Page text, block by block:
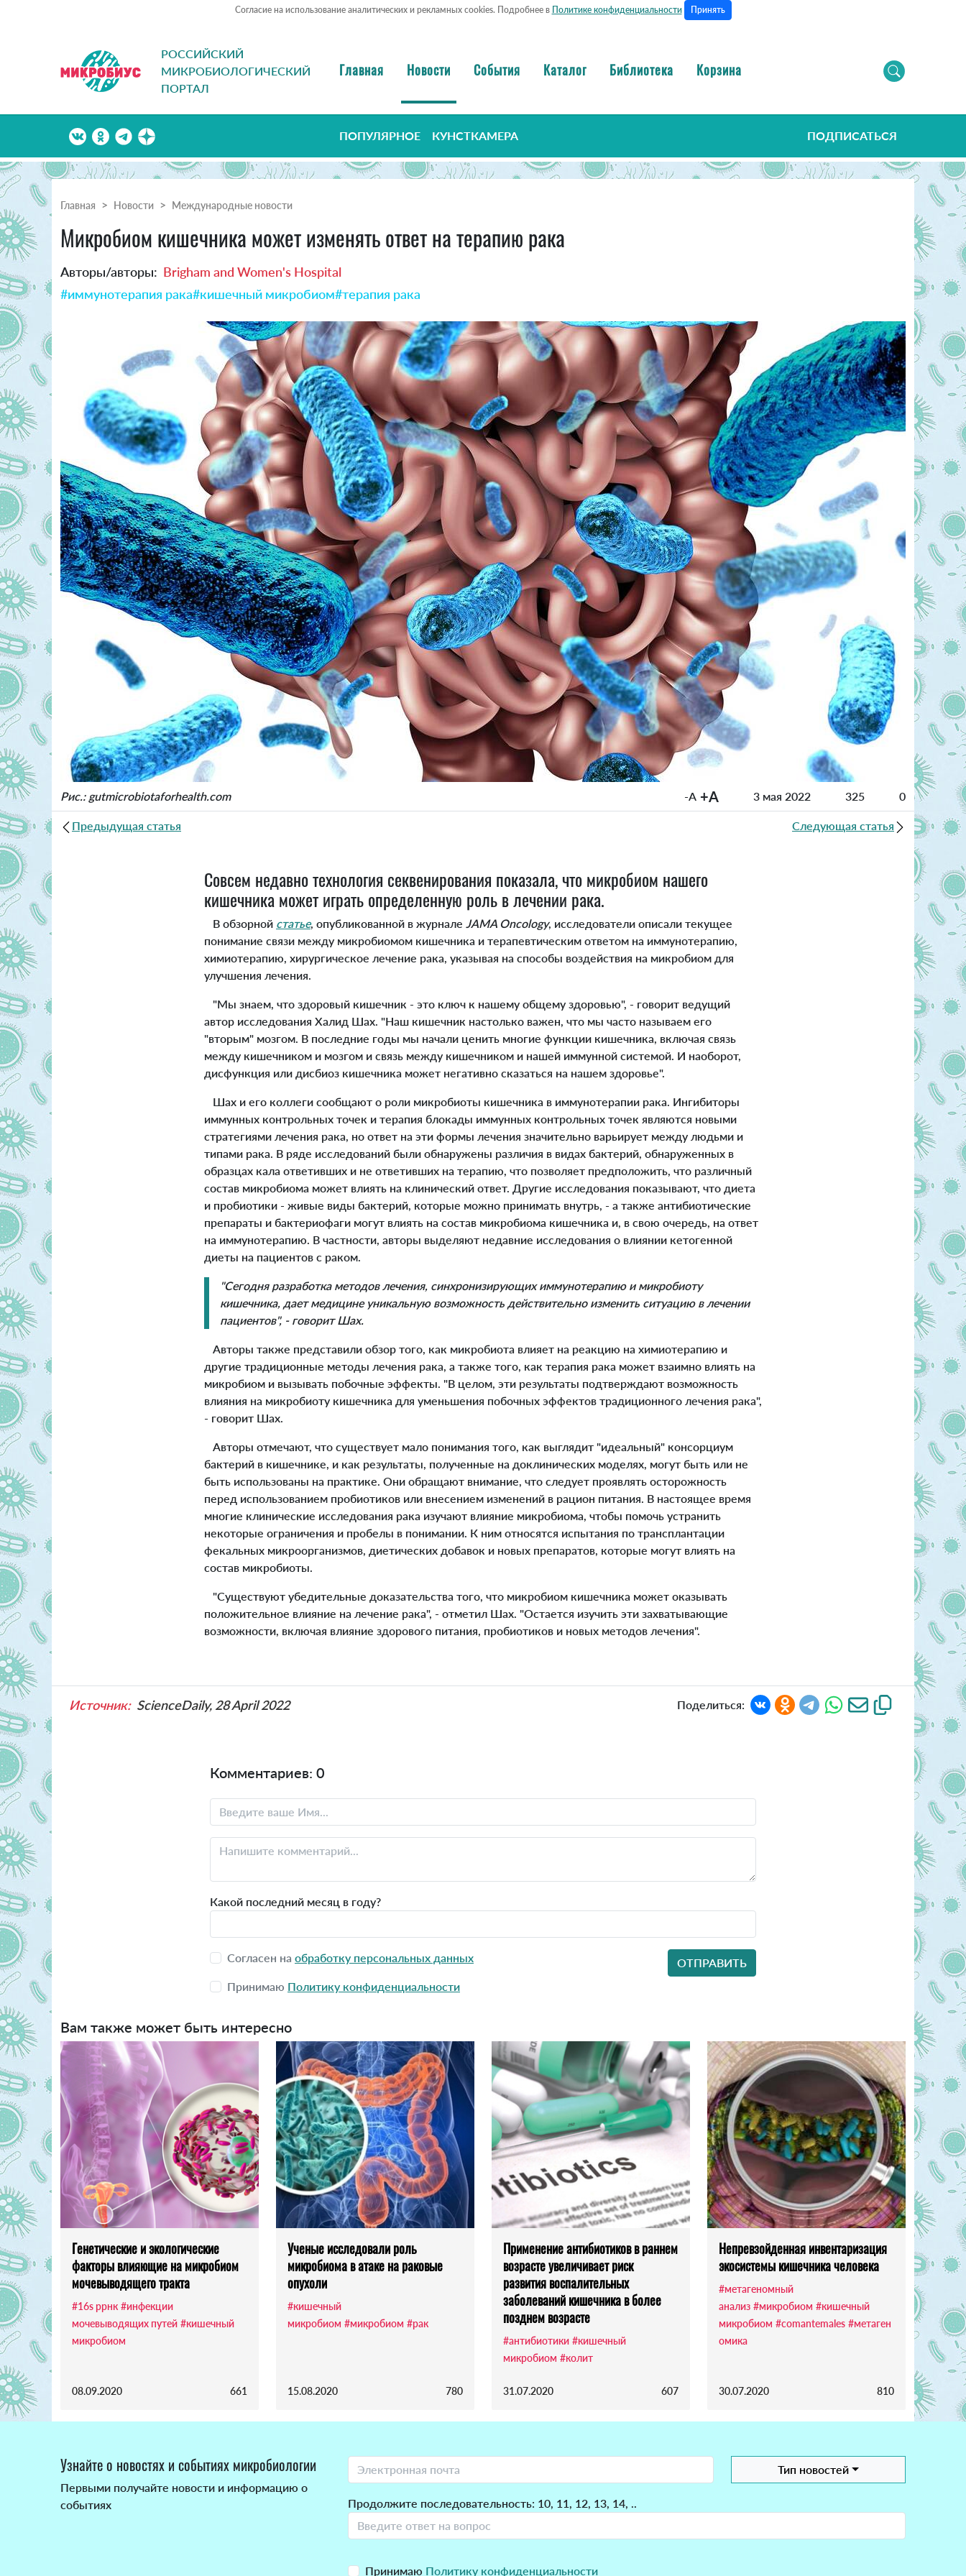
Согласие на использование аналитических и рекламных cookies. Подробнее в Политике конфиденциальности Принять
РОССИЙСКИЙ
МИКРОБИОЛОГИЧЕСКИЙ
ПОРТАЛ
Главная Новости События Каталог Библиотека Корзина
ПОПУЛЯРНОЕ КУНСТКАМЕРА ПОДПИСАТЬСЯ
Главная Новости Международные новости
Микробиом кишечника может изменять ответ на терапию рака
Авторы/авторы: Brigham and Women's Hospital
#иммунотерапия рака#кишечный микробиом#терапия рака
Рис.: gutmicrobiotaforhealth.com -A +A 3 мая 2022 325 0
Предыдущая статья Следующая статья
Совсем недавно технология секвенирования показала, что микробиом нашего
кишечника может играть определенную роль в лечении рака.
В обзорной статье, опубликованной в журнале JAMA Oncology, исследователи описали текущее
понимание связи между микробиомом кишечника и терапевтическим ответом на иммунотерапию,
химиотерапию, хирургическое лечение рака, указывая на способы воздействия на микробиом для
улучшения лечения.
"Мы знаем, что здоровый кишечник - это ключ к нашему общему здоровью", - говорит ведущий
автор исследования Халид Шах. "Наш кишечник настолько важен, что мы часто называем его
"вторым" мозгом. В последние годы мы начали ценить многие функции кишечника, включая связь
между кишечником и мозгом и связь между кишечником и нашей иммунной системой. И наоборот,
дисфункция или дисбиоз кишечника может негативно сказаться на нашем здоровье".
Шах и его коллеги сообщают о роли микробиоты кишечника в иммунотерапии рака. Ингибиторы
иммунных контрольных точек и терапия блокады иммунных контрольных точек являются новыми
стратегиями лечения рака, но ответ на эти формы лечения значительно варьирует между людьми и
типами рака. В ряде исследований были обнаружены различия в видах бактерий, обнаруженных в
образцах кала ответивших и не ответивших на терапию, что позволяет предположить, что различный
состав микробиома может влиять на клинический ответ. Другие исследования показывают, что диета
и пробиотики - живые виды бактерий, которые можно принимать внутрь, - а также антибиотические
препараты и бактериофаги могут влиять на состав микробиома кишечника и, в свою очередь, на ответ
на иммунотерапию. В частности, авторы выделяют недавние исследования о влиянии кетогенной
диеты на пациентов с раком.
"Сегодня разработка методов лечения, синхронизирующих иммунотерапию и микробиоту
кишечника, дает медицине уникальную возможность действительно изменить ситуацию в лечении
пациентов", - говорит Шах.
Авторы также представили обзор того, как микробиота влияет на реакцию на химиотерапию и
другие традиционные методы лечения рака, а также того, как терапия рака может взаимно влиять на
микробиом и вызывать побочные эффекты. "В целом, эти результаты подтверждают возможность
влияния на микробиоту кишечника для уменьшения побочных эффектов традиционного лечения рака",
- говорит Шах.
Авторы отмечают, что существует мало понимания того, как выглядит "идеальный" консорциум
бактерий в кишечнике, и как результаты, полученные на доклинических моделях, могут быть или не
быть использованы на практике. Они обращают внимание, что следует проявлять осторожность
перед использованием пробиотиков или внесением изменений в рацион питания. В настоящее время
многие клинические исследования рака изучают влияние микробиома, чтобы помочь устранить
некоторые ограничения и пробелы в понимании. К ним относятся испытания по трансплантации
фекальных микроорганизмов, диетических добавок и новых препаратов, которые могут влиять на
состав микробиоты.
"Существуют убедительные доказательства того, что микробиом кишечника может оказывать
положительное влияние на лечение рака", - отметил Шах. "Остается изучить эти захватывающие
возможности, включая влияние здорового питания, пробиотиков и новых методов лечения".
Источник: ScienceDaily, 28 April 2022 Поделиться:
Комментариев: 0
Какой последний месяц в году?
Согласен на обработку персональных данных
Принимаю Политику конфиденциальности
Вам также может быть интересно
Генетические и экологические
факторы влияющие на микробиом
мочевыводящего тракта
#16s ррнк #инфекции
мочевыводящих путей #кишечный
микробиом
08.09.2020 661
Ученые исследовали роль
микробиома в атаке на раковые
опухоли
#кишечный
микробиом #микробиом #рак
15.08.2020 780
Применение антибиотиков в раннем
возрасте увеличивает риск
развития воспалительных
заболеваний кишечника в более
позднем возрасте
#антибиотики #кишечный
микробиом #колит
31.07.2020 607
Непревзойденная инвентаризация
экосистемы кишечника человека
#метагеномный
анализ #микробиом #кишечный
микробиом #comantemales #метаген
омика
30.07.2020 810
Узнайте о новостях и событиях микробиологии
Первыми получайте новости и информацию о
событиях
Тип новостей
Продолжите последовательность: 10, 11, 12, 13, 14, ..
Принимаю Политику конфиденциальности